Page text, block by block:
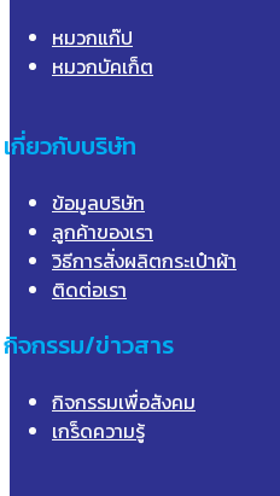
หมวกแก๊ป
หมวกบัคเก็ต
เกี่ยวกับบริษัท
ข้อมูลบริษัท
ลูกค้าของเรา
วิธีการสั่งผลิตกระเป๋าผ้า
ติดต่อเรา
กิจกรรม/ข่าวสาร
กิจกรรมเพื่อสังคม
เกร็ดความรู้